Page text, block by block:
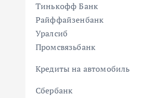
Тинькофф Банк
Райффайзенбанк
Уралсиб
Промсвязьбанк
Кредиты на автомобиль
Сбербанк